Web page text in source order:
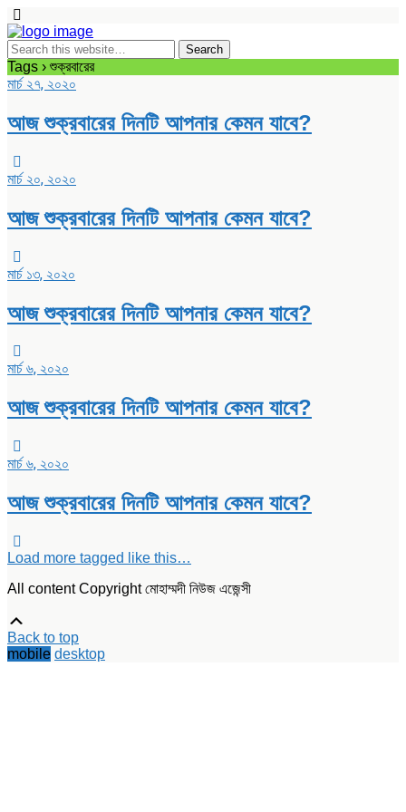
Tags › শুক্রবারের
মার্চ ২৭, ২০২০
আজ শুক্রবারের দিনটি আপনার কেমন যাবে?
মার্চ ২০, ২০২০
আজ শুক্রবারের দিনটি আপনার কেমন যাবে?
মার্চ ১৩, ২০২০
আজ শুক্রবারের দিনটি আপনার কেমন যাবে?
মার্চ ৬, ২০২০
আজ শুক্রবারের দিনটি আপনার কেমন যাবে?
মার্চ ৬, ২০২০
আজ শুক্রবারের দিনটি আপনার কেমন যাবে?
Load more tagged like this…
All content Copyright মোহাম্মদী নিউজ এজেন্সী
Up
Back to top
mobile desktop